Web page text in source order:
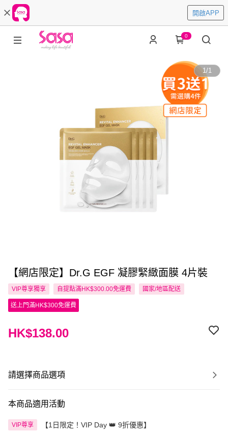
開啟APP
0
1/1
【網店限定】Dr.G EGF 凝膠緊緻面膜 4片裝
VIP尊享獨享 自提點滿HK$300.00免運費 國家/地區配送
送上門滿HK$300免運費
HK$138.00
請選擇商品選項
本商品適用活動
VIP尊享 【1日限定！VIP Day 👑 9折優惠】